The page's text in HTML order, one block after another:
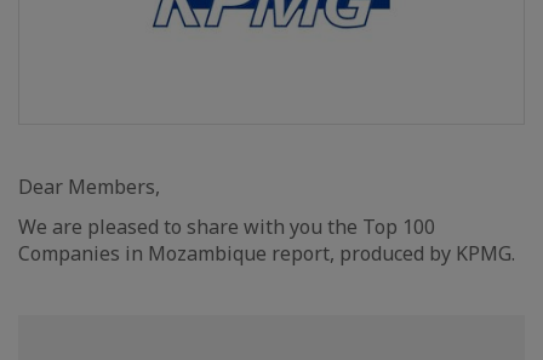
Dear Members,
We are pleased to share with you the Top 100
Companies in Mozambique report, produced by KPMG.